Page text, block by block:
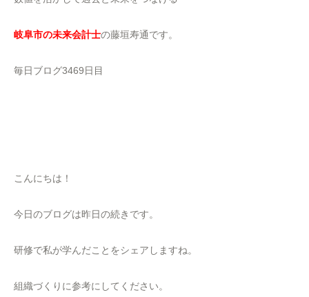
岐阜市の未来会計士の藤垣寿通です。
毎日ブログ3469日目
こんにちは！
今日のブログは昨日の続きです。
研修で私が学んだことをシェアしますね。
組織づくりに参考にしてください。